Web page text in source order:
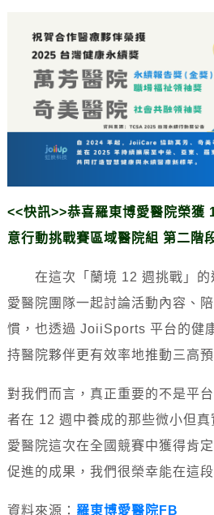
<<快訊>>恭喜羅東博愛醫院榮獲
意行動挑戰賽區域醫院組 第二階
在這次「蘭境 12 週挑戰」的
愛醫院團隊一起討論活動內容、
慣，也透過 JoiiSports 平台的健
持醫院夥伴更有效率地推動三高預
對我們而言，真正重要的不是平
者在 12 週中養成的那些微小但
愛醫院這次在全國競賽中獲得肯
促進的成果，我們很榮幸能在這
資料來源： 羅東博愛醫院FB